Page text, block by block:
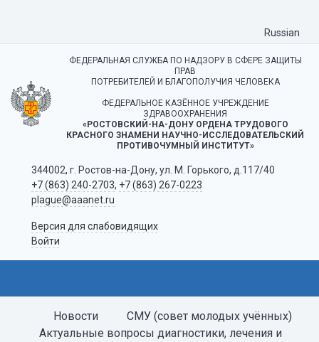
Russian
ФЕДЕРАЛЬНАЯ СЛУЖБА ПО НАДЗОРУ В СФЕРЕ ЗАЩИТЫ
ПРАВ
ПОТРЕБИТЕЛЕЙ И БЛАГОПОЛУЧИЯ ЧЕЛОВЕКА
ФЕДЕРАЛЬНОЕ КАЗЁННОЕ УЧРЕЖДЕНИЕ
ЗДРАВООХРАНЕНИЯ
«РОСТОВСКИЙ-НА-ДОНУ ОРДЕНА ТРУДОВОГО
КРАСНОГО ЗНАМЕНИ НАУЧНО-ИССЛЕДОВАТЕЛЬСКИЙ
ПРОТИВОЧУМНЫЙ ИНСТИТУТ»
344002, г. Ростов-на-Дону, ул. М. Горького, д.117/40
+7 (863) 240-2703, +7 (863) 267-0223
plague@aaanet.ru
Версия для слабовидящих
Войти
Новости
СМУ (совет молодых учённых)
Актуальные вопросы диагностики, лечения и